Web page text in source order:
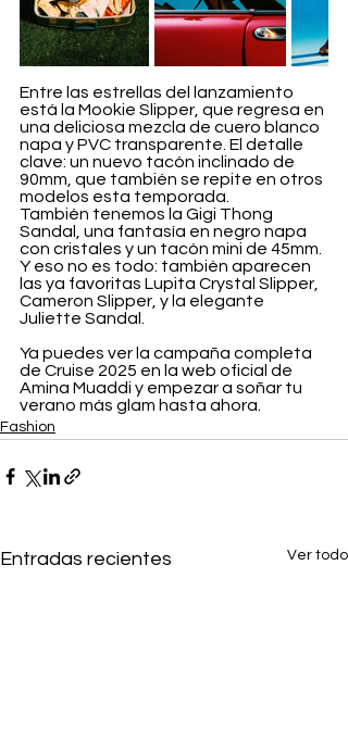
Entre las estrellas del lanzamiento
está la Mookie Slipper, que regresa en
una deliciosa mezcla de cuero blanco
napa y PVC transparente. El detalle
clave: un nuevo tacón inclinado de
90mm, que también se repite en otros
modelos esta temporada.
También tenemos la Gigi Thong
Sandal, una fantasía en negro napa
con cristales y un tacón mini de 45mm.
Y eso no es todo: también aparecen
las ya favoritas Lupita Crystal Slipper,
Cameron Slipper, y la elegante
Juliette Sandal.
Ya puedes ver la campaña completa
de Cruise 2025 en la web oficial de
Amina Muaddi y empezar a soñar tu
verano más glam hasta ahora.
Fashion
Entradas recientes Ver todo